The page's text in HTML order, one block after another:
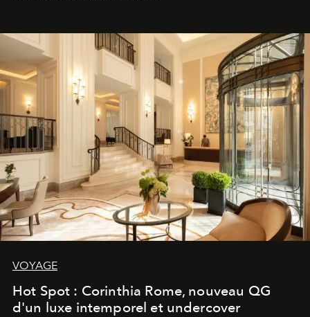
VOYAGE
Hot Spot : Corinthia Rome, nouveau QG
d'un luxe intemporel et undercover